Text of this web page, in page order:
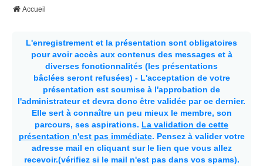
Accueil
L'enregistrement et la présentation sont obligatoires
pour avoir accès aux contenus des messages et à
diverses fonctionnalités (les présentations
bâclées seront refusées) - L'acceptation de votre
présentation est soumise à l'approbation de
l'administrateur et devra donc être validée par ce dernier.
Elle sert à connaître un peu mieux le membre, son
parcours, ses aspirations. La validation de cette
présentation n'est pas immédiate. Pensez à valider votre
adresse mail en cliquant sur le lien que vous allez
recevoir.(vérifiez si le mail n'est pas dans vos spams).